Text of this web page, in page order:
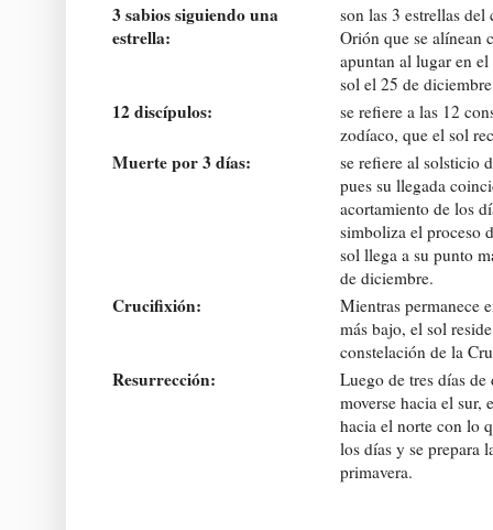
3 sabios siguiendo una
estrella:
son las 3 estrellas del
Orión que se alínean
apuntan al lugar en el
sol el 25 de
12 discípulos:
se refiere a las 12
zodíaco, que el sol
Muerte por 3 días:
se refiere al solsticio
pues su llegada
acortamiento de los
simboliza el proceso
sol llega a su punto
de diciembre.
Crucifixión:
Mientras permanece
más bajo, el sol
constelación de la
Resurrección:
Luego de tres días de
moverse hacia el sur,
hacia el norte con lo
los días y se prepara
primavera.